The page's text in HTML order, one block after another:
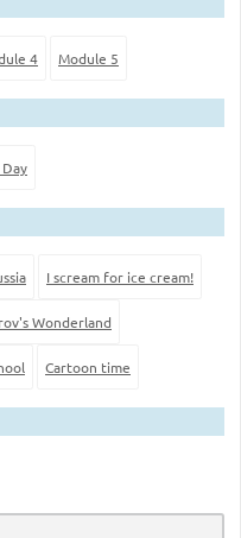
4 Module 5
I scream for ice cream!
Wonderland
Cartoon time